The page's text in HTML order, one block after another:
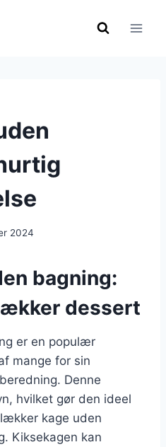
2024
bagning:
dessert
er en populær
mange for sin
Denne
hvilket gør den ideel
kage uden
Kiksekagen kan